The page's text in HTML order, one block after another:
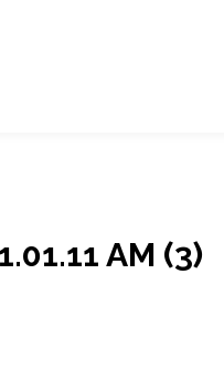
AM (3)